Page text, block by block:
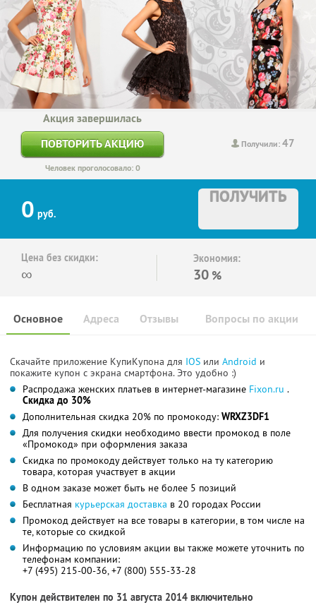
Получили:47
Акция завершилась
ПОВТОРИТЬ АКЦИЮ
Человек проголосовало: 0
0 руб.
ПОЛУЧИТЬ
Цена без скидки:
∞
Экономия:
30 %
Основное Отзывы Вопросы по акции
Адреса
Скачайте приложение КупиКупона для IOS или Android и
покажите купон с экрана смартфона. Это удобно :)
Распродажа женских платьев в интернет-магазине Fixon.ru .
Скидка до 30%
Дополнительная скидка 20% по промокоду: WRXZ3DF1
Для получения скидки необходимо ввести промокод в поле
«Промокод» при оформления заказа
Скидка по промокоду действует только на ту категорию
товара, которая участвует в акции
В одном заказе может быть не более 5 позиций
Бесплатная курьерская доставка в 20 городах России
Промокод действует на все товары в категории, в том числе на
те, которые со скидкой
Информацию по условиям акции вы также можете уточнить по
телефонам компании:
+7 (495) 215-00-36, +7 (800) 555-33-28
Купон действителен по 31 августа 2014 включительно